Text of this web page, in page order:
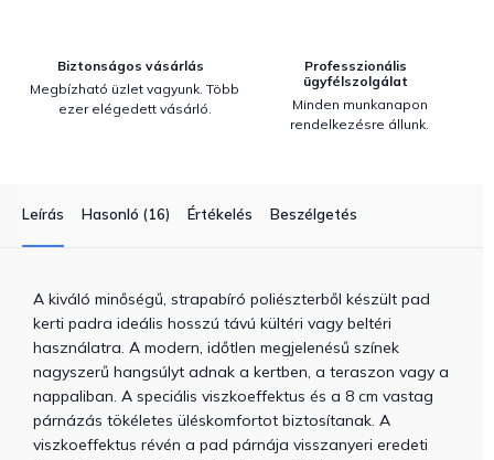
Biztonságos vásárlás
Megbízható üzlet vagyunk. Több
ezer elégedett vásárló.
Professzionális
ügyfélszolgálat
Minden munkanapon
rendelkezésre állunk.
Leírás Hasonló (16) Értékelés Beszélgetés
A kiváló minőségű, strapabíró poliészterből készült pad
kerti padra ideális hosszú távú kültéri vagy beltéri
használatra. A modern, időtlen megjelenésű színek
nagyszerű hangsúlyt adnak a kertben, a teraszon vagy a
nappaliban. A speciális viszkoeffektus és a 8 cm vastag
párnázás tökéletes üléskomfortot biztosítanak. A
viszkoeffektus révén a pad párnája visszanyeri eredeti